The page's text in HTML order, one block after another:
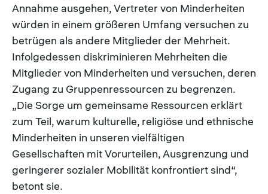
Annahme ausgehen, Vertreter von Minderheiten
würden in einem größeren Umfang versuchen zu
betrügen als andere Mitglieder der Mehrheit.
Infolgedessen diskriminieren Mehrheiten die
Mitglieder von Minderheiten und versuchen, deren
Zugang zu Gruppenressourcen zu begrenzen.
„Die Sorge um gemeinsame Ressourcen erklärt
zum Teil, warum kulturelle, religiöse und ethnische
Minderheiten in unseren vielfältigen
Gesellschaften mit Vorurteilen, Ausgrenzung und
geringerer sozialer Mobilität konfrontiert sind“,
betont sie.